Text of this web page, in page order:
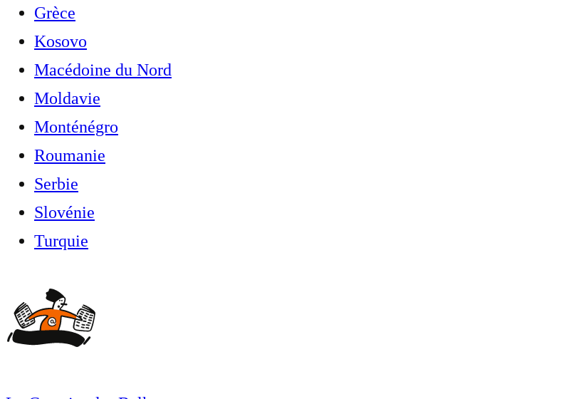
Grèce
Kosovo
Macédoine du Nord
Moldavie
Monténégro
Roumanie
Serbie
Slovénie
Turquie